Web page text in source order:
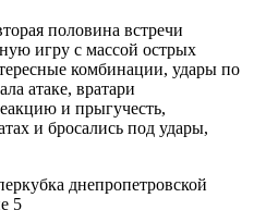
половина встречи
игру с массой острых
комбинации, удары по
атаке, вратари
и прыгучесть,
и бросались под удары,